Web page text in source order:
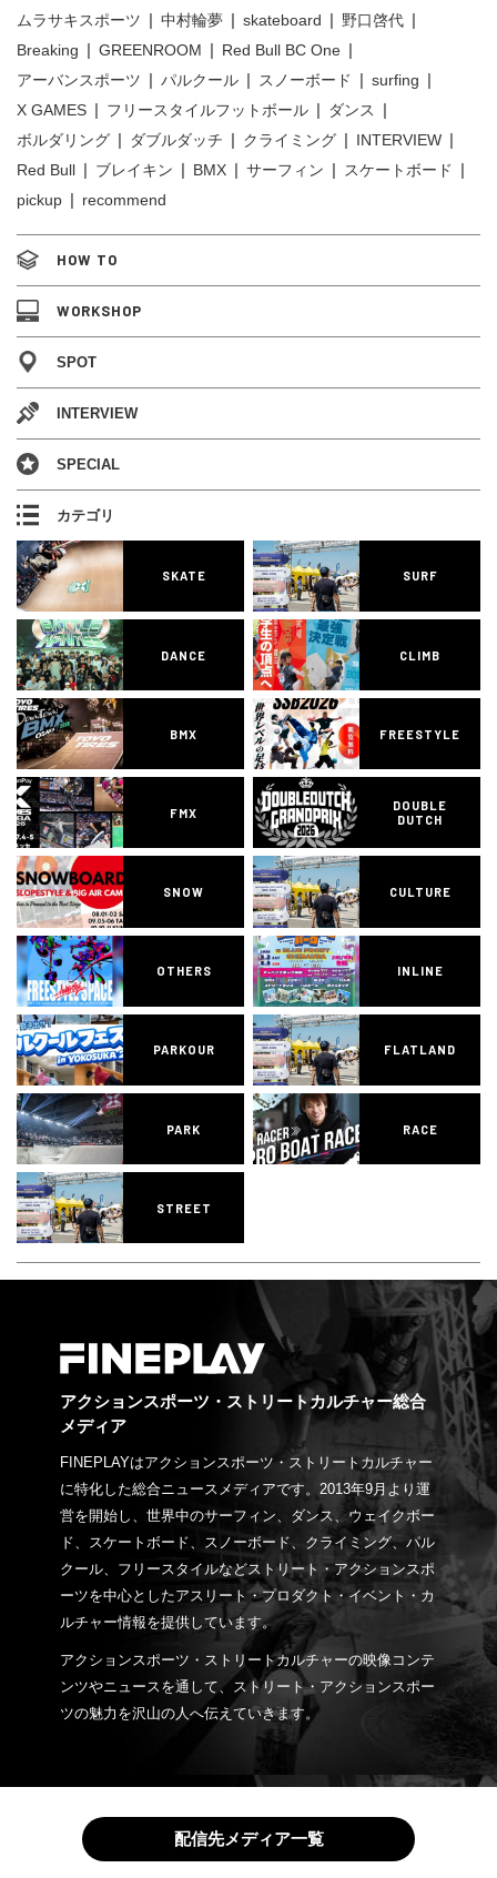
ムラサキスポーツ
中村輪夢 skateboard
野口啓代
Breaking
GREENROOM
Red Bull BC One
アーバンスポーツ
パルクール スノーボード
surfing
X GAMES
フリースタイルフットボール
ダンス
ボルダリング
ダブルダッチ クライミング
INTERVIEW
Red Bull
ブレイキン BMX サーフィン
スケートボード
pickup
recommend
HOW TO
WORKSHOP
SPOT
INTERVIEW
SPECIAL
カテゴリ
SKATE SURF
DANCE CLIMB
BMX FREESTYLE
FMX
DOUBLE
DUTCH
SNOW CULTURE
OTHERS INLINE
PARKOUR FLATLAND
PARK RACE
STREET
アクションスポーツ・ストリートカルチャー総合
メディア
FINEPLAYはアクションスポーツ・ストリートカルチャー
に特化した総合ニュースメディアです。2013年9月より運
営を開始し、世界中のサーフィン、ダンス、ウェイクボー
ド、スケートボード、スノーボード、クライミング、パル
クール、フリースタイルなどストリート・アクションスポ
ーツを中心としたアスリート・プロダクト・イベント・カ
ルチャー情報を提供しています。
アクションスポーツ・ストリートカルチャーの映像コンテ
ンツやニュースを通して、ストリート・アクションスポー
ツの魅力を沢山の人へ伝えていきます。
配信先メディア一覧